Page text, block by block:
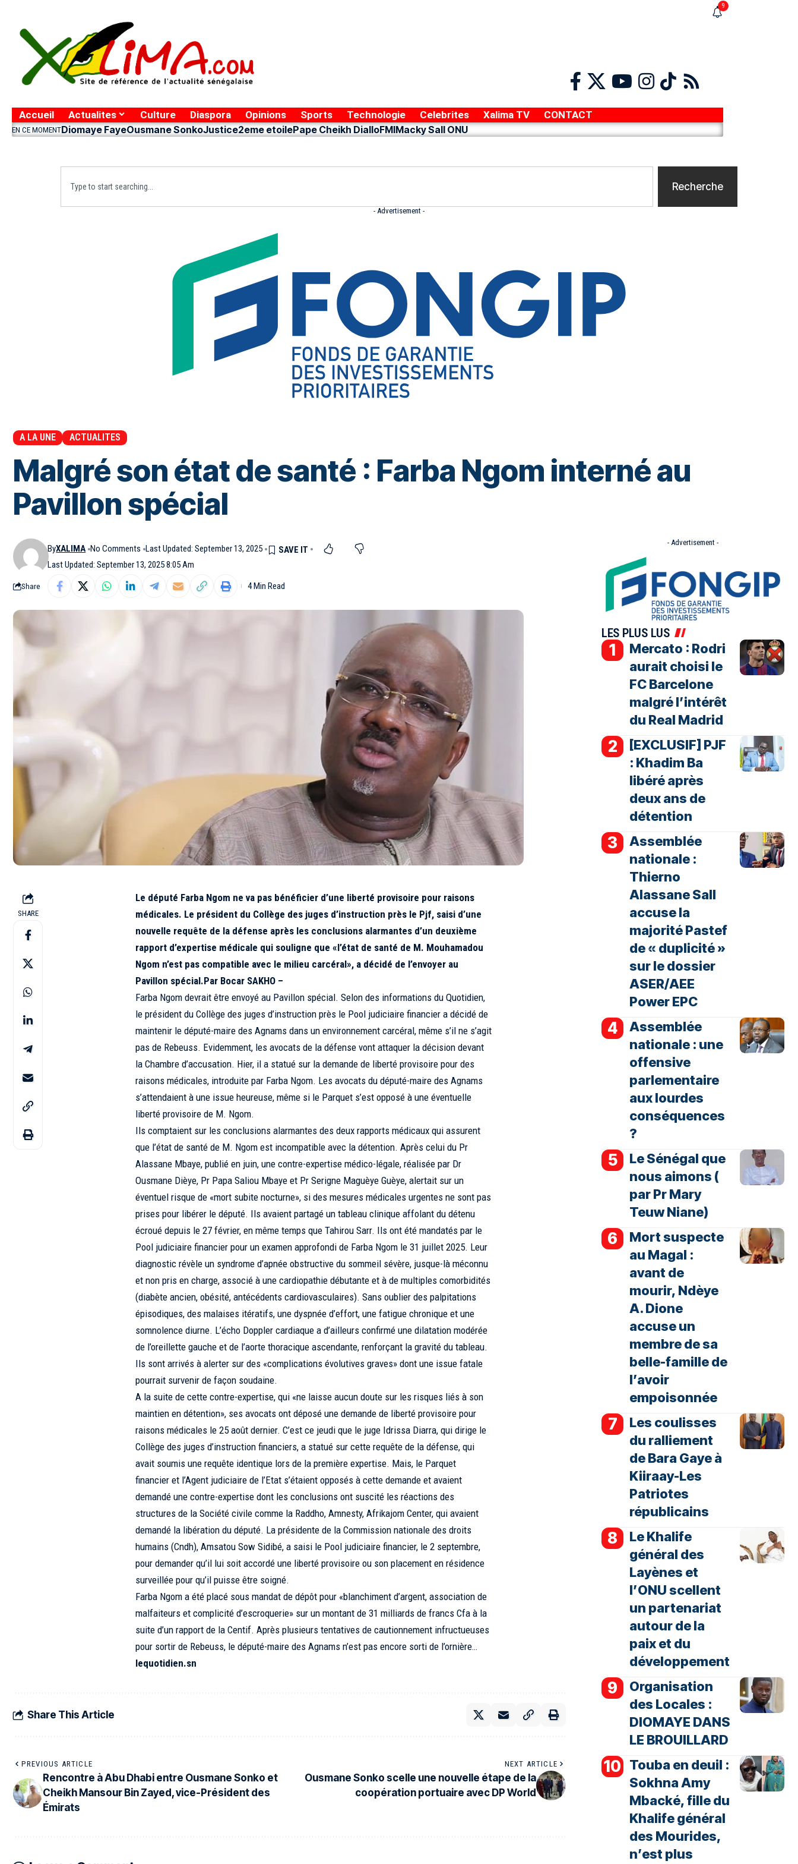
9
Accueil Actualites Culture Diaspora Opinions Sports Technologie Celebrites Xalima TV CONTACT
EN CE MOMENTDiomaye FayeOusmane SonkoJustice2eme etoilePape Cheikh DialloFMIMacky Sall ONU
Recherche
- Advertisement -
A LA UNE ACTUALITES
Malgré son état de santé : Farba Ngom interné au
Pavillon spécial
Last Updated: September 13, 2025 8:05 Am
ByXALIMA No Comments Last Updated: September 13, 2025
Share 4 Min Read
SHARE
Le député Farba Ngom ne va pas bénéficier d’une liberté provisoire pour raisons
médicales. Le président du Collège des juges d’instruction près le Pjf, saisi d’une
nouvelle requête de la défense après les conclusions alarmantes d’un deuxième
rapport d’expertise médicale qui souligne que «l’état de santé de M. Mouhamadou
Ngom n’est pas compatible avec le milieu carcéral», a décidé de l’envoyer au
Pavillon spécial.Par Bocar SAKHO –
Farba Ngom devrait être envoyé au Pavillon spécial. Selon des informations du Quotidien,
le président du Collège des juges d’instruction près le Pool judiciaire financier a décidé de
maintenir le député-maire des Agnams dans un environnement carcéral, même s’il ne s’agit
pas de Rebeuss. Evidemment, les avocats de la défense vont attaquer la décision devant
la Chambre d’accusation. Hier, il a statué sur la demande de liberté provisoire pour des
raisons médicales, introduite par Farba Ngom. Les avocats du député-maire des Agnams
s’attendaient à une issue heureuse, même si le Parquet s’est opposé à une éventuelle
liberté provisoire de M. Ngom.
Ils comptaient sur les conclusions alarmantes des deux rapports médicaux qui assurent
que l’état de santé de M. Ngom est incompatible avec la détention. Après celui du Pr
Alassane Mbaye, publié en juin, une contre-expertise médico-légale, réalisée par Dr
Ousmane Dièye, Pr Papa Saliou Mbaye et Pr Serigne Maguèye Guèye, alertait sur un
éventuel risque de «mort subite nocturne», si des mesures médicales urgentes ne sont pas
prises pour libérer le député. Ils avaient partagé un tableau clinique affolant du détenu
écroué depuis le 27 février, en même temps que Tahirou Sarr. Ils ont été mandatés par le
Pool judiciaire financier pour un examen approfondi de Farba Ngom le 31 juillet 2025. Leur
diagnostic révèle un syndrome d’apnée obstructive du sommeil sévère, jusque-là méconnu
et non pris en charge, associé à une cardiopathie débutante et à de multiples comorbidités
(diabète ancien, obésité, antécédents cardiovasculaires). Sans oublier des palpitations
épiso­diques, des malaises itératifs, une dyspnée d’effort, une fatigue chronique et une
somnolence diurne. L’écho Doppler cardiaque a d’ailleurs confirmé une dilatation modérée
de l’oreillette gauche et de l’aorte thoracique ascendante, renforçant la gravité du tableau.
Ils sont arrivés à alerter sur des «complications évolutives graves» dont une issue fatale
pourrait survenir de façon soudaine.
A la suite de cette contre-expertise, qui «ne laisse aucun doute sur les risques liés à son
maintien en détention», ses avocats ont déposé une demande de liberté provisoire pour
raisons médicales le 25 août dernier. C’est ce jeudi que le juge Idrissa Diarra, qui dirige le
Collège des juges d’instruction financiers, a statué sur cette requête de la défense, qui
avait soumis une requête identique lors de la première expertise. Mais, le Parquet
financier et l’Agent judiciaire de l’Etat s’étaient opposés à cette demande et avaient
demandé une contre-expertise dont les conclusions ont suscité les réactions des
structures de la Société civile comme la Raddho, Amnesty, Afrikajom Center, qui avaient
demandé la libération du député. La présidente de la Commission nationale des droits
humains (Cndh), Amsatou Sow Sidibé, a saisi le Pool judiciaire financier, le 2 septembre,
pour demander qu’il lui soit accordé une liberté provisoire ou son placement en résidence
surveillée pour qu’il puisse être soigné.
Farba Ngom a été placé sous mandat de dépôt pour «blanchiment d’argent, association de
malfaiteurs et complicité d’escroquerie» sur un montant de 31 milliards de francs Cfa à la
suite d’un rapport de la Centif. Après plusieurs tentatives de cautionnement infructueuses
pour sortir de Rebeuss, le député-maire des Agnams n’est pas encore sorti de l’ornière…
lequotidien.sn
Share This Article
PREVIOUS ARTICLE
Rencontre à Abu Dhabi entre Ousmane Sonko et
Cheikh Mansour Bin Zayed, vice-Président des
Émirats
NEXT ARTICLE
Ousmane Sonko scelle une nouvelle étape de la
coopération portuaire avec DP World
- Advertisement -
LES PLUS LUS
Mercato : Rodri
aurait choisi le
FC Barcelone
malgré l’intérêt
du Real Madrid
[EXCLUSIF] PJF
: Khadim Ba
libéré après
deux ans de
détention
Assemblée
nationale :
Thierno
Alassane Sall
accuse la
majorité Pastef
de « duplicité »
sur le dossier
ASER/AEE
Power EPC
Assemblée
nationale : une
offensive
parlementaire
aux lourdes
conséquences
?
Le Sénégal que
nous aimons (
par Pr Mary
Teuw Niane)
Mort suspecte
au Magal :
avant de
mourir, Ndèye
A. Dione
accuse un
membre de sa
belle-famille de
l’avoir
empoisonnée
Les coulisses
du ralliement
de Bara Gaye à
Kiiraay-Les
Patriotes
républicains
Le Khalife
général des
Layènes et
l’ONU scellent
un partenariat
autour de la
paix et du
développement
Organisation
des Locales :
DIOMAYE DANS
LE BROUILLARD
Touba en deuil :
Sokhna Amy
Mbacké, fille du
Khalife général
des Mourides,
n’est plus